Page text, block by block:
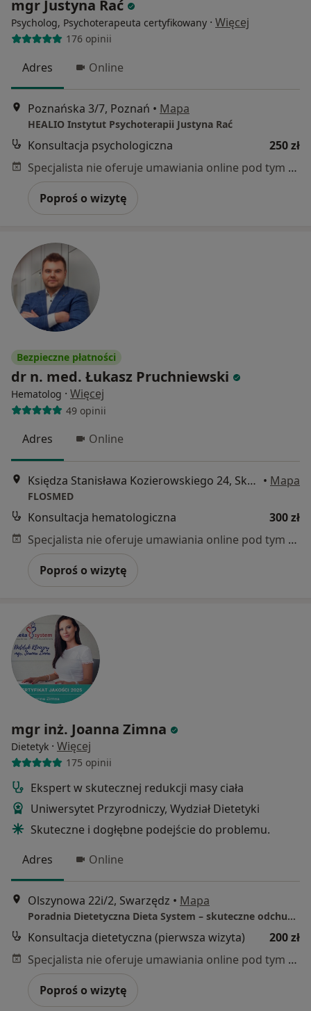
mgr Justyna Rać
Psycholog, Psychoterapeuta certyfikowany · Więcej
176 opinii
Adres Online
Poznańska 3/7, Poznań • Mapa
HEALIO Instytut Psychoterapii Justyna Rać
Konsultacja psychologiczna
250 zł
Specjalista nie oferuje umawiania online pod tym adresem.
Poproś o wizytę
Bezpieczne płatności
dr n. med. Łukasz Pruchniewski
Hematolog · Więcej
49 opinii
Adres Online
Księdza Stanisława Kozierowskiego 24, Skórzewo • Mapa
FLOSMED
Konsultacja hematologiczna
300 zł
Specjalista nie oferuje umawiania online pod tym adresem.
Poproś o wizytę
mgr inż. Joanna Zimna
Dietetyk · Więcej
175 opinii
Ekspert w skutecznej redukcji masy ciała
Uniwersytet Przyrodniczy, Wydział Dietetyki
Skuteczne i dogłębne podejście do problemu.
Adres
Online
Olszynowa 22i/2, Swarzędz • Mapa
Poradnia Dietetyczna Dieta System – skuteczne odchudzanie i dietoterapia kliniczna ( Swarzędz, Poznań)
Konsultacja dietetyczna (pierwsza wizyta)
200 zł
Specjalista nie oferuje umawiania online pod tym adresem.
Poproś o wizytę